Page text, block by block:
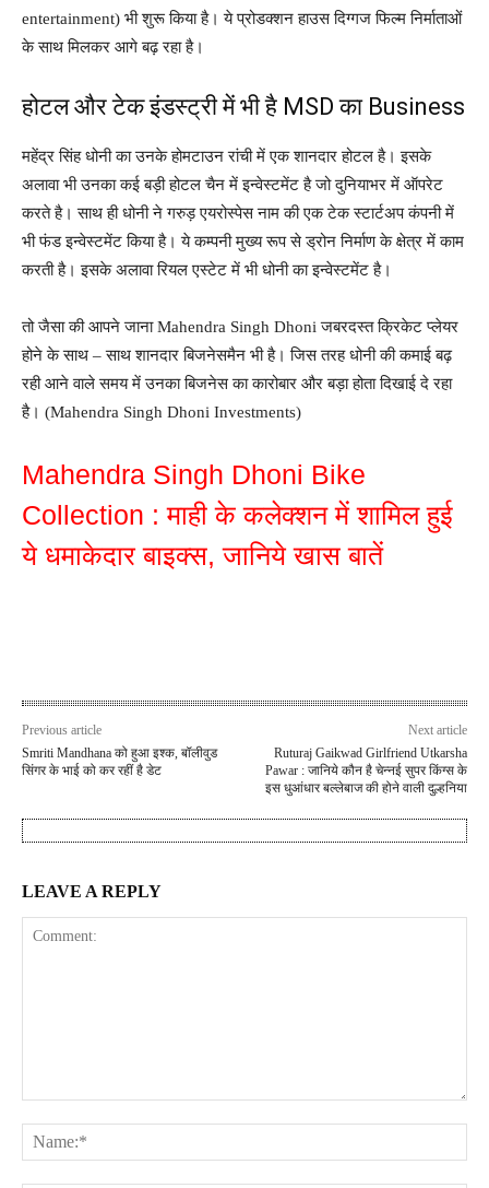
entertainment) भी शुरू किया है। ये प्रोडक्शन हाउस दिग्गज फिल्म निर्माताओं
के साथ मिलकर आगे बढ़ रहा है।
होटल और टेक इंडस्ट्री में भी है MSD का Business
महेंद्र सिंह धोनी का उनके होमटाउन रांची में एक शानदार होटल है। इसके
अलावा भी उनका कई बड़ी होटल चैन में इन्वेस्टमेंट है जो दुनियाभर में ऑपरेट
करते है। साथ ही धोनी ने गरुड़ एयरोस्पेस नाम की एक टेक स्टार्टअप कंपनी में
भी फंड इन्वेस्टमेंट किया है। ये कम्पनी मुख्य रूप से ड्रोन निर्माण के क्षेत्र में काम
करती है। इसके अलावा रियल एस्टेट में भी धोनी का इन्वेस्टमेंट है।
तो जैसा की आपने जाना Mahendra Singh Dhoni जबरदस्त क्रिकेट प्लेयर
होने के साथ – साथ शानदार बिजनेसमैन भी है। जिस तरह धोनी की कमाई बढ़
रही आने वाले समय में उनका बिजनेस का कारोबार और बड़ा होता दिखाई दे रहा
है। (Mahendra Singh Dhoni Investments)
Mahendra Singh Dhoni Bike
Collection : माही के कलेक्शन में शामिल हुई
ये धमाकेदार बाइक्स, जानिये खास बातें
Previous article
Smriti Mandhana को हुआ इश्क, बॉलीवुड
सिंगर के भाई को कर रहीं है डेट
Next article
Ruturaj Gaikwad Girlfriend Utkarsha
Pawar : जानिये कौन है चेन्नई सुपर किंग्स के
इस धुआंधार बल्लेबाज की होने वाली दुल्हनिया
LEAVE A REPLY